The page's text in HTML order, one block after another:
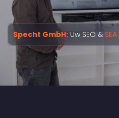
Specht GmbH: Uw SEO & SEA